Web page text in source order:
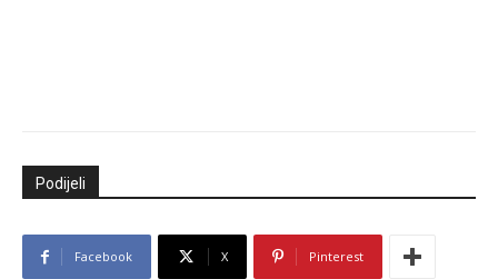
Podijeli
Facebook X Pinterest